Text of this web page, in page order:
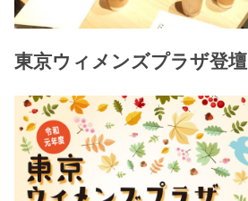
東京ウィメンズプラザ登壇